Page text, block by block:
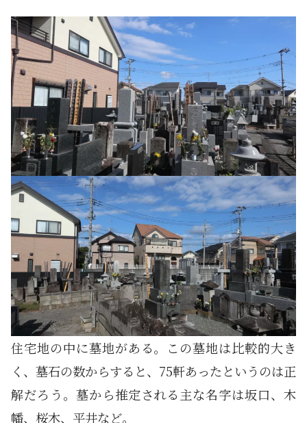
住宅地の中に墓地がある。この墓地は比較的大き
く、墓石の数からすると、75軒あったというのは正
解だろう。墓から推定される主な名字は坂口、木
幡、桜木、平井など。